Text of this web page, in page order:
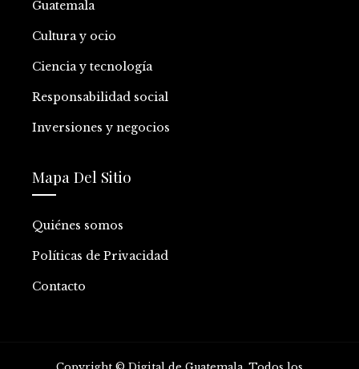
Guatemala
Cultura y ocio
Ciencia y tecnología
Responsabilidad social
Inversiones y negocios
Mapa Del Sitio
Quiénes somos
Políticas de Privacidad
Contacto